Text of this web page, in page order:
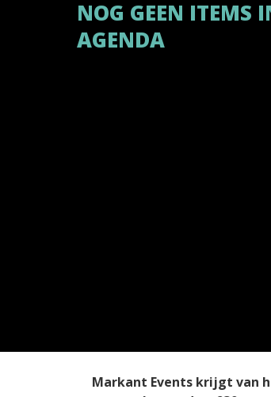
NOG GEEN ITEMS
AGENDA
Markant Eventskrijgt van